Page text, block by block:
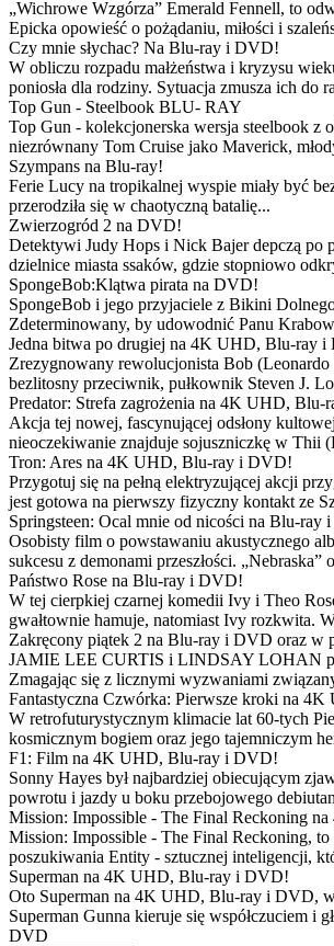
„Wichrowe Wzgórza” Emerald Fennell, to
Epicka opowieść o pożądaniu, miłości i
Czy mnie słychac? Na Blu-ray i DVD!
W obliczu rozpadu małżeństwa i kryzysu
poniosła dla rodziny. Sytuacja zmusza ich do
Top Gun - Steelbook BLU- RAY
Top Gun - kolekcjonerska wersja steelbook
niezrównany Tom Cruise jako Maverick,
Szympans na Blu-ray!
Ferie Lucy na tropikalnej wyspie miały być
przerodziła się w chaotyczną batalię...
Zwierzogród 2 na DVD!
Detektywi Judy Hops i Nick Bajer depczą po
dzielnice miasta ssaków, gdzie stopniowo
SpongeBob:Klątwa pirata na DVD!
SpongeBob i jego przyjaciele z Bikini
Zdeterminowany, by udowodnić Panu
Jedna bitwa po drugiej na 4K UHD, Blu-ray
Zrezygnowany rewolucjonista Bob
bezlitosny przeciwnik, pułkownik Steven J.
Predator: Strefa zagrożenia na 4K UHD,
Akcja tej nowej, fascynującej odsłony
nieoczekiwanie znajduje sojuszniczkę w Thii
Tron: Ares na 4K UHD, Blu-ray i DVD!
Przygotuj się na pełną elektryzującej akcji
jest gotowa na pierwszy fizyczny kontakt ze
Springsteen: Ocal mnie od nicości na Blu-ray
Osobisty film o powstawaniu akustycznego
sukcesu z demonami przeszłości.
Państwo Rose na Blu-ray i DVD!
W tej cierpkiej czarnej komedii Ivy i Theo
gwałtownie hamuje, natomiast Ivy rozkwita.
Zakręcony piątek 2 na Blu-ray i DVD oraz w
JAMIE LEE CURTIS i LINDSAY LOHAN
Zmagając się z licznymi wyzwaniami
Fantastyczna Czwórka: Pierwsze kroki na
W retrofuturystycznym klimacie lat 60-tych
kosmicznym bogiem oraz jego tajemniczym
F1: Film na 4K UHD, Blu-ray i DVD!
Sonny Hayes był najbardziej obiecującym
powrotu i jazdy u boku przebojowego
Mission: Impossible - The Final Reckoning
Mission: Impossible - The Final Reckoning,
poszukiwania Entity - sztucznej inteligencji,
Superman na 4K UHD, Blu-ray i DVD!
Oto Superman na 4K UHD, Blu-ray i DVD, w
Superman Gunna kieruje się współczuciem i
DVD